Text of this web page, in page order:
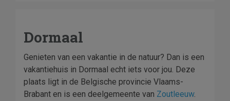
Dormaal
Genieten van een vakantie in de natuur? Dan is een
vakantiehuis in Dormaal echt iets voor jou. Deze
plaats ligt in de Belgische provincie Vlaams-
Brabant en is een deelgemeente van Zoutleeuw.